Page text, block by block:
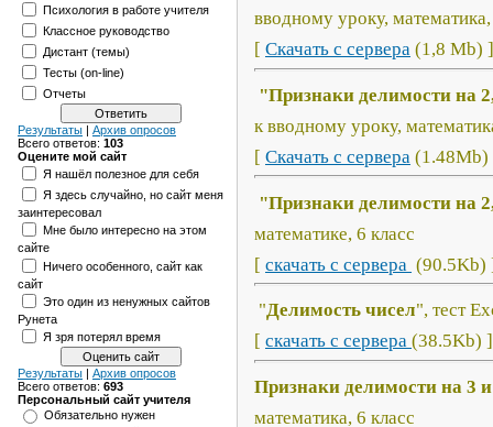
Психология в работе учителя
Классное руководство
Дистант (темы)
Тесты (on-line)
Отчеты
Результаты | Архив опросов
Всего ответов: 103
Оцените мой сайт
Я нашёл полезное для себя
Я здесь случайно, но сайт меня
заинтересовал
Мне было интересно на этом
сайте
Ничего особенного, сайт как
сайт
Это один из ненужных сайтов
Рунета
Я зря потерял время
Результаты | Архив опросов
Всего ответов: 693
Персональный сайт учителя
Обязательно нужен
вводному уроку, математика,
[ Скачать с сервера (1,8 Mb) ]
"Признаки делимости на
к вводному уроку,
[ Скачать с сервера (1.48Mb)
"Признаки делимости на
математике, 6 класс
[ скачать с сервера (90.5Kb)
"Делимость чисел", тест
[ скачать с сервера (38.5Kb) ]
Признаки делимости на 3
математика, 6 класс